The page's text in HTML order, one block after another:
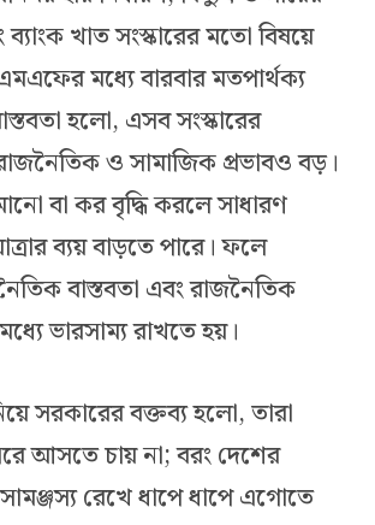
ব্যাংক খাত সংস্কারের মতো বিষয়ে
মধ্যে বারবার মতপার্থক্য
হলো, এসব সংস্কারের
ও সামাজিক প্রভাবও বড়।
বা কর বৃদ্ধি করলে সাধারণ
ব্যয় বাড়তে পারে। ফলে
বাস্তবতা এবং রাজনৈতিক
ভারসাম্য রাখতে হয়।
সরকারের বক্তব্য হলো, তারা
আসতে চায় না; বরং দেশের
সামঞ্জস্য রেখে ধাপে ধাপে এগোতে